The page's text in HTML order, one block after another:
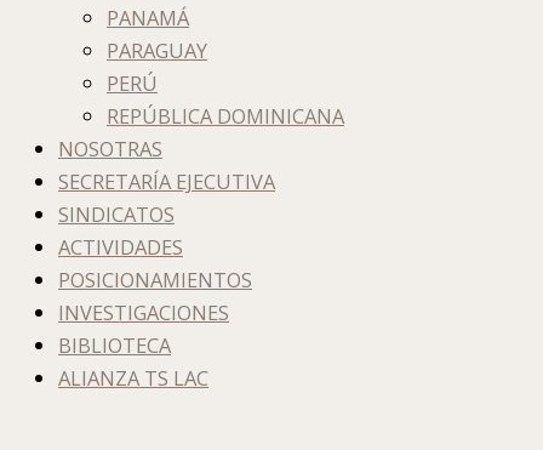
PANAMÁ
PARAGUAY
PERÚ
REPÚBLICA DOMINICANA
NOSOTRAS
SECRETARÍA EJECUTIVA
SINDICATOS
ACTIVIDADES
POSICIONAMIENTOS
INVESTIGACIONES
BIBLIOTECA
ALIANZA TS LAC